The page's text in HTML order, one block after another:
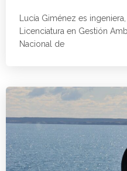
Lucía Giménez es
Licenciatura en Gestión
Nacional de